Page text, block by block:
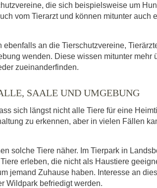
die sich beispielsweise um
vom Tierarzt und können mitunter auch
an die Tierschutzvereine,
wenden. Diese wissen mitunter mehr
zueinanderfinden.
SAALE UND UMGEBUNG
sich längst nicht alle Tiere für eine
zu erkennen, aber in vielen Fällen
solche Tiere näher. Im Tierpark in
erleben, die nicht als Haustiere
jemand Zuhause haben. Interesse an
Wildpark befriedigt werden.